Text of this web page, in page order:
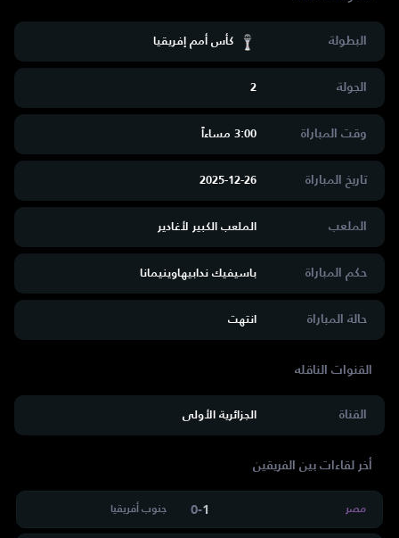
البطولة كأس أمم إفريقيا
الجولة 2
وقت المباراة 3:00 مساءاََ
تاريخ المباراة 2025-12-26
الملعب الملعب الكبير لأغادير
حكم المباراة باسيفيك ندابيهاوينيمانا
حالة المباراة انتهت
القناة الجزائرية الأولى
أخر لقاءات بين الفريقين
مصر 1
-
0 جنوب أفريقيا